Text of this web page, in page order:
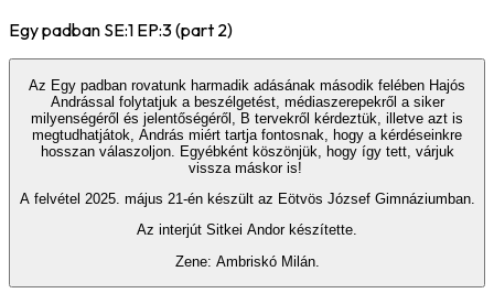
Egy padban SE:1 EP:3 (part 2)
Az Egy padban rovatunk harmadik adásának második felében Hajós
Andrással folytatjuk a beszélgetést, médiaszerepekről a siker
milyenségéről és jelentőségéről, B tervekről kérdeztük, illetve azt is
megtudhatjátok, András miért tartja fontosnak, hogy a kérdéseinkre
hosszan válaszoljon. Egyébként köszönjük, hogy így tett, várjuk
vissza máskor is!
A felvétel 2025. május 21-én készült az Eötvös József Gimnáziumban.
Az interjút Sitkei Andor készítette.
Zene: Ambriskó Milán.